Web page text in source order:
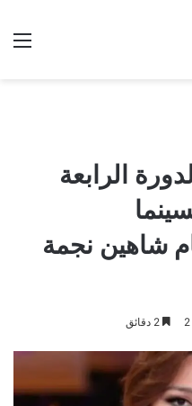
الرابعة
شاهين نجمة
2